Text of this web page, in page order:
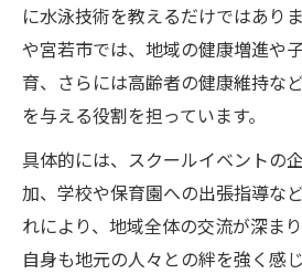
に水泳技術を教えるだけではあり
や宮若市では、地域の健康増進や
育、さらには高齢者の健康維持な
を与える役割を担っています。
具体的には、スクールイベントの
加、学校や保育園への出張指導な
れにより、地域全体の交流が深ま
自身も地元の人々との絆を強く感